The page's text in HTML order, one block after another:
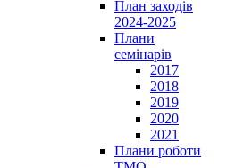
План заходів
2024-2025
Плани
семінарів
2017
2018
2019
2020
2021
Плани роботи